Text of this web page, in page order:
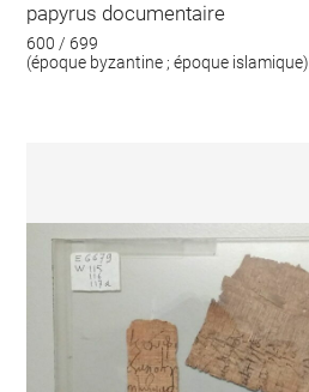
papyrus documentaire
600 / 699
(époque byzantine ; époque islamique)